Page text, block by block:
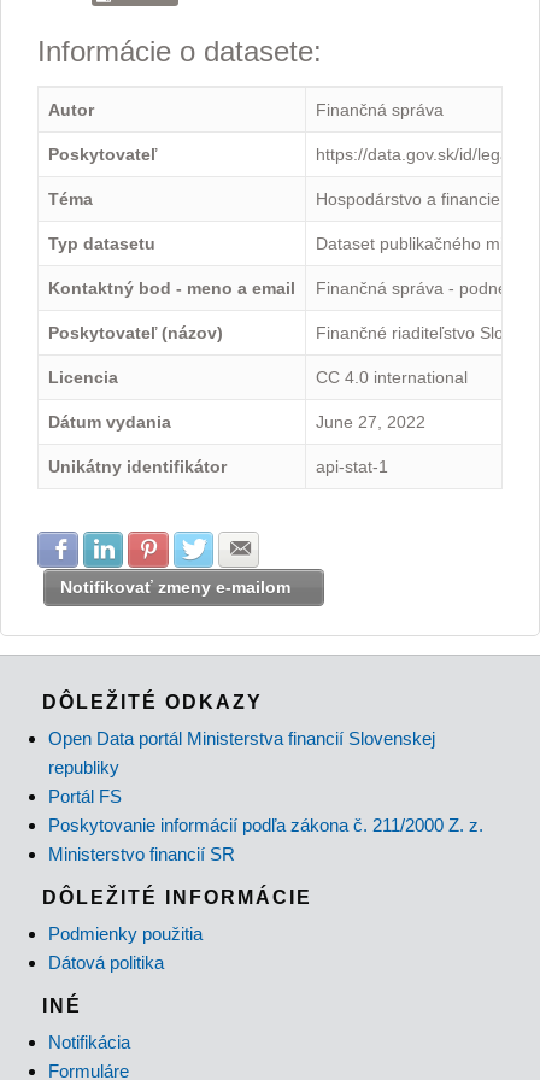
Informácie o datasete:
Autor Finančná správa
Poskytovateľ https://data.gov.sk/id/legal-
Téma Hospodárstvo a financie
Typ datasetu Dataset publikačného
Kontaktný bod - meno a email Finančná správa -
Poskytovateľ (názov) Finančné riaditeľstvo
Licencia CC 4.0 international
Dátum vydania June 27, 2022
Unikátny identifikátor api-stat-1
Zdielať na Facebook
Zdielať na LinkedIn
Zdielať na Pinterest
Zdielať na Twitter
Notifikovať zmeny e-mailom
DÔLEŽITÉ ODKAZY
Open Data portál Ministerstva financií Slovenskej
republiky
Portál FS
Poskytovanie informácií podľa zákona č. 211/2000 Z. z.
Ministerstvo financií SR
DÔLEŽITÉ INFORMÁCIE
Podmienky použitia
Dátová politika
INÉ
Notifikácia
Formuláre